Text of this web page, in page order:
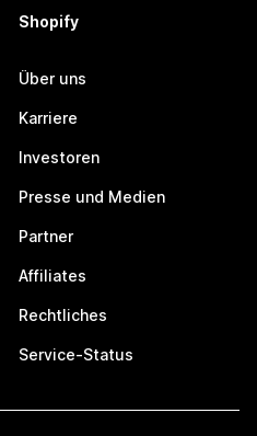
Shopify
Über uns
Karriere
Investoren
Presse und Medien
Partner
Affiliates
Rechtliches
Service-Status